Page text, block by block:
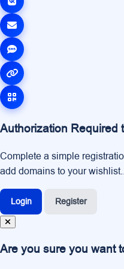
Authorization Required
Complete a simple
add domains to your
Login Register
Are you sure you want